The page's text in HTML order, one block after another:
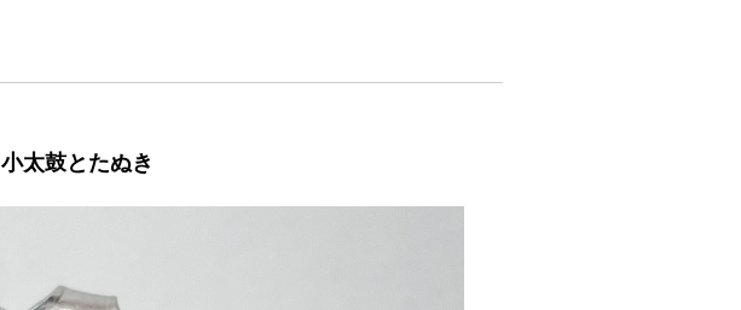
小太鼓とたぬき